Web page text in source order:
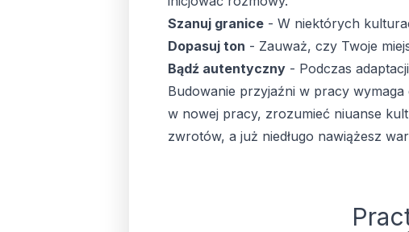
Szanuj granice - W niektórych
Dopasuj ton - Zauważ, czy Twoje
Bądź autentyczny - Podczas
Budowanie przyjaźni w pracy wymaga
w nowej pracy, zrozumieć niuanse
zwrotów, a już niedługo nawiążesz